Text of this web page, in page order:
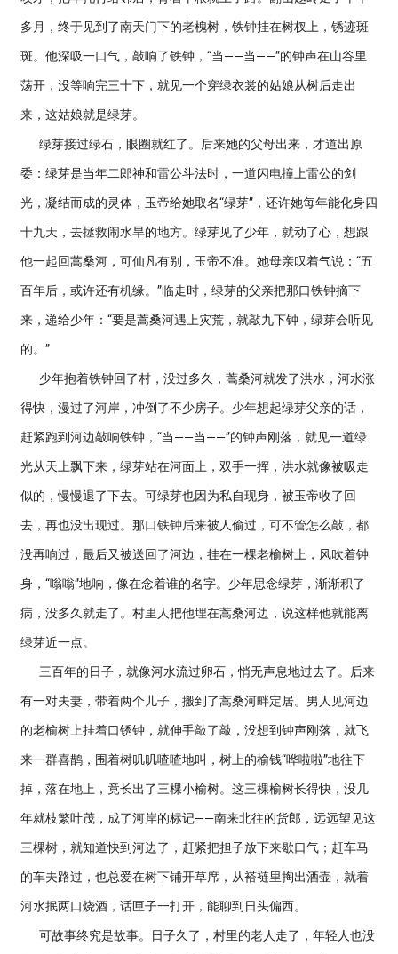
多月，终于见到了南天门下的老槐树，铁钟挂在树杈上，锈迹斑
斑。他深吸一口气，敲响了铁钟，“当——当——”的钟声在山谷里
荡开，没等响完三十下，就见一个穿绿衣裳的姑娘从树后走出
来，这姑娘就是绿芽。
绿芽接过绿石，眼圈就红了。后来她的父母出来，才道出原
委：绿芽是当年二郎神和雷公斗法时，一道闪电撞上雷公的剑
光，凝结而成的灵体，玉帝给她取名“绿芽”，还许她每年能化身四
十九天，去拯救闹水旱的地方。绿芽见了少年，就动了心，想跟
他一起回蒿桑河，可仙凡有别，玉帝不准。她母亲叹着气说：“五
百年后，或许还有机缘。”临走时，绿芽的父亲把那口铁钟摘下
来，递给少年：“要是蒿桑河遇上灾荒，就敲九下钟，绿芽会听见
的。”
少年抱着铁钟回了村，没过多久，蒿桑河就发了洪水，河水涨
得快，漫过了河岸，冲倒了不少房子。少年想起绿芽父亲的话，
赶紧跑到河边敲响铁钟，“当——当——”的钟声刚落，就见一道绿
光从天上飘下来，绿芽站在河面上，双手一挥，洪水就像被吸走
似的，慢慢退了下去。可绿芽也因为私自现身，被玉帝收了回
去，再也没出现过。那口铁钟后来被人偷过，可不管怎么敲，都
没再响过，最后又被送回了河边，挂在一棵老榆树上，风吹着钟
身，“嗡嗡”地响，像在念着谁的名字。少年思念绿芽，渐渐积了
病，没多久就走了。村里人把他埋在蒿桑河边，说这样他就能离
绿芽近一点。
三百年的日子，就像河水流过卵石，悄无声息地过去了。后来
有一对夫妻，带着两个儿子，搬到了蒿桑河畔定居。男人见河边
的老榆树上挂着口锈钟，就伸手敲了敲，没想到钟声刚落，就飞
来一群喜鹊，围着树叽叽喳喳地叫，树上的榆钱“哗啦啦”地往下
掉，落在地上，竟长出了三棵小榆树。这三棵榆树长得快，没几
年就枝繁叶茂，成了河岸的标记——南来北往的货郎，远远望见这
三棵树，就知道快到河边了，赶紧把担子放下来歇口气；赶车马
的车夫路过，也总爱在树下铺开草席，从褡裢里掏出酒壶，就着
河水抿两口烧酒，话匣子一打开，能聊到日头偏西。
可故事终究是故事。日子久了，村里的老人走了，年轻人也没